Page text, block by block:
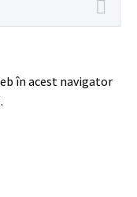
în acest navigator